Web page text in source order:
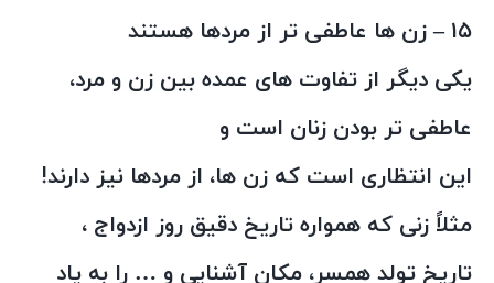
۱۵ – زن ها عاطفی تر از مردها هستند
یکی دیگر از تفاوت های عمده بین زن و مرد،
عاطفی تر بودن زنان است و
این انتظاری است که زن ها، از مردها نیز دارند!
مثلاً زنی که همواره تاریخ دقیق روز ازدواج ،
تاریخ تولد همسر، مکان آشنایی و … را به یاد